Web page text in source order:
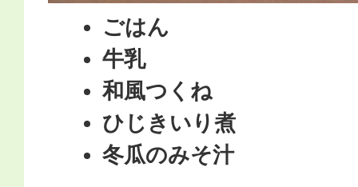
ごはん
牛乳
和風つくね
ひじきいり煮
冬瓜のみそ汁